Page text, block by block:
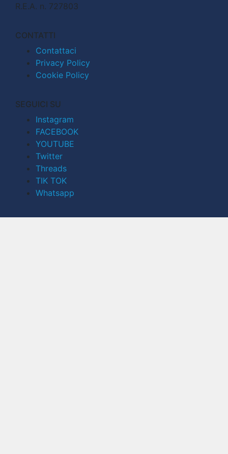
R.E.A. n. 727803
CONTATTI
Contattaci
Privacy Policy
Cookie Policy
SEGUICI SU
Instagram
FACEBOOK
YOUTUBE
Twitter
Threads
TIK TOK
Whatsapp